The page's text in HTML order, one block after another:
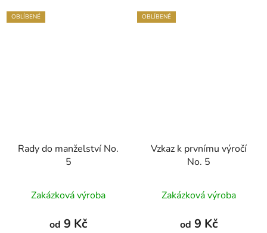
OBLÍBENÉ
Rady do manželství No.
5
Zakázková výroba
od 9 Kč
OBLÍBENÉ
Vzkaz k prvnímu výročí
No. 5
Zakázková výroba
od 9 Kč